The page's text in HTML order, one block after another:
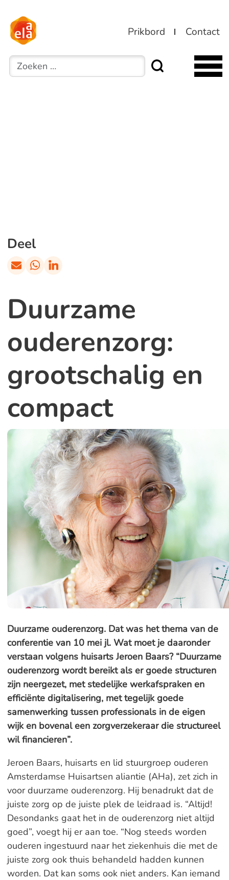
Prikbord Contact
Zoeken
Duurzame
ouderenzorg:
grootschalig en
compact
Duurzame ouderenzorg. Dat was het thema van de
conferentie van 10 mei jl. Wat moet je daaronder
verstaan volgens huisarts Jeroen Baars? “Duurzame
ouderenzorg wordt bereikt als er goede structuren
zijn neergezet, met stedelijke werkafspraken en
efficiënte digitalisering, met tegelijk goede
samenwerking tussen professionals in de eigen
wijk en bovenal een zorgverzekeraar die structureel
wil financieren”.
Jeroen Baars, huisarts en lid stuurgroep ouderen
Amsterdamse Huisartsen aliantie (AHa), zet zich in
voor duurzame ouderenzorg. Hij benadrukt dat de
juiste zorg op de juiste plek de leidraad is. “Altijd!
Desondanks gaat het in de ouderenzorg niet altijd
goed”, voegt hij er aan toe. “Nog steeds worden
ouderen ingestuurd naar het ziekenhuis die met de
juiste zorg ook thuis behandeld hadden kunnen
worden. Dat kan soms ook niet anders. Kan iemand
Deel